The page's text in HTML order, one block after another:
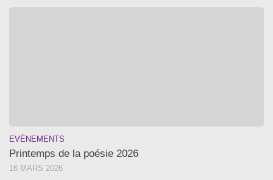
EVÈNEMENTS
Printemps de la poésie 2026
16 MARS 2026